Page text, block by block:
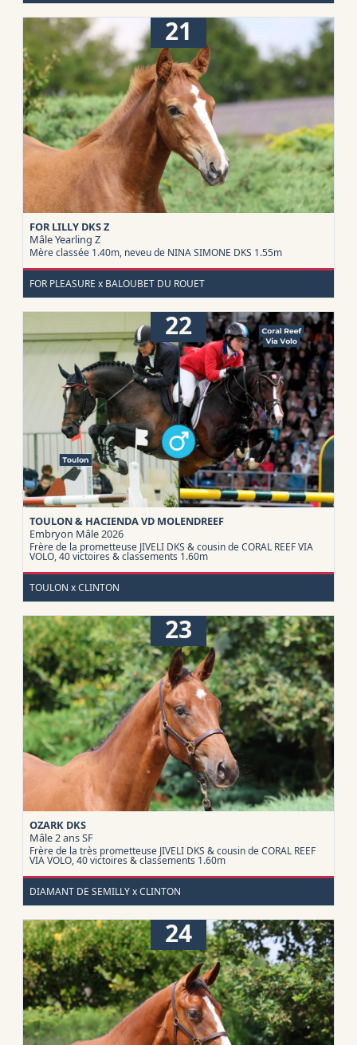
21
FOR LILLY DKS Z
Mâle Yearling Z
Mère classée 1.40m, neveu de NINA SIMONE DKS 1.55m
FOR PLEASURE x BALOUBET DU ROUET
22
TOULON & HACIENDA VD MOLENDREEF
Embryon Mâle 2026
Frère de la prometteuse JIVELI DKS & cousin de CORAL REEF VIA
VOLO, 40 victoires & classements 1.60m
TOULON x CLINTON
23
OZARK DKS
Mâle 2 ansSF
Frère de la très prometteuse JIVELI DKS & cousin de CORAL REEF
VIA VOLO, 40 victoires & classements 1.60m
DIAMANT DE SEMILLY x CLINTON
24